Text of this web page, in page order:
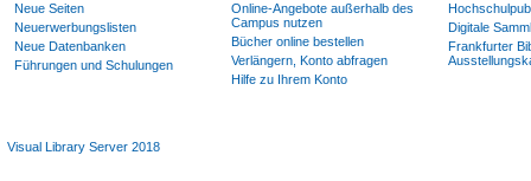
Neue Seiten
Neuerwerbungslisten
Neue Datenbanken
Führungen und Schulungen
Online-Angebote außerhalb des
Campus nutzen
Bücher online bestellen
Verlängern, Konto abfragen
Hilfe zu Ihrem Konto
Digitale
Frankfurter
Visual Library Server 2018